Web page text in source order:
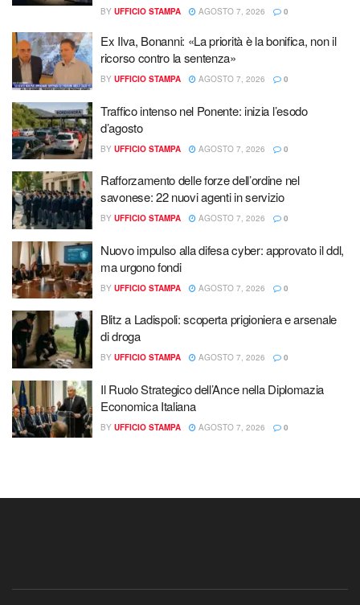
BY UFFICIO STAMPA AGOSTO 7, 2026 0
Ex Ilva, Bonanni: «La priorità è la bonifica, non il
ricorso contro la sentenza»
BY UFFICIO STAMPA AGOSTO 7, 2026 0
Traffico intenso nel Ponente: inizia l’esodo
d’agosto
BY UFFICIO STAMPA AGOSTO 7, 2026 0
Rafforzamento delle forze dell’ordine nel
savonese: 22 nuovi agenti in servizio
BY UFFICIO STAMPA AGOSTO 7, 2026 0
Nuovo impulso alla difesa cyber: approvato il ddl,
ma urgono fondi
BY UFFICIO STAMPA AGOSTO 7, 2026 0
Blitz a Ladispoli: scoperta prigioniera e arsenale
di droga
BY UFFICIO STAMPA AGOSTO 7, 2026 0
Il Ruolo Strategico dell’Ance nella Diplomazia
Economica Italiana
BY UFFICIO STAMPA AGOSTO 7, 2026 0